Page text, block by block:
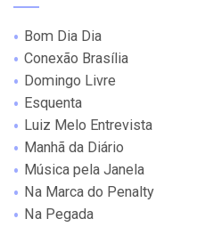
Bom Dia Dia
Conexão Brasília
Domingo Livre
Esquenta
Luiz Melo Entrevista
Manhã da Diário
Música pela Janela
Na Marca do Penalty
Na Pegada